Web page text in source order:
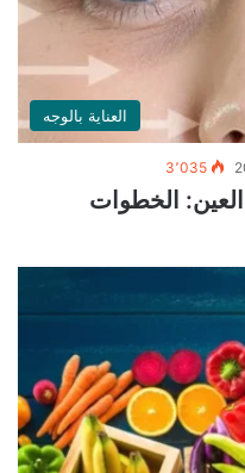
العناية بالوجه
3٬035
الخطوات